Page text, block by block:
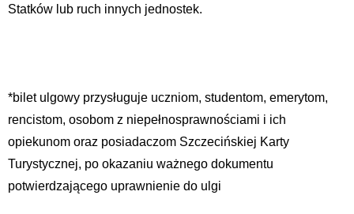
Statków lub ruch innych jednostek.
*bilet ulgowy przysługuje uczniom, studentom, emerytom,
rencistom, osobom z niepełnosprawnościami i ich
opiekunom oraz posiadaczom Szczecińskiej Karty
Turystycznej, po okazaniu ważnego dokumentu
potwierdzającego uprawnienie do ulgi